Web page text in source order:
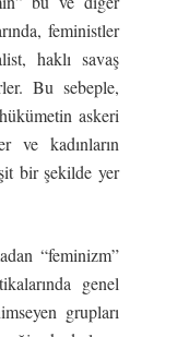
feministler
haklı savaş
Bu sebeple,
askeri
ve kadınların
bir şekilde yer
“feminizm”
genel
grupları